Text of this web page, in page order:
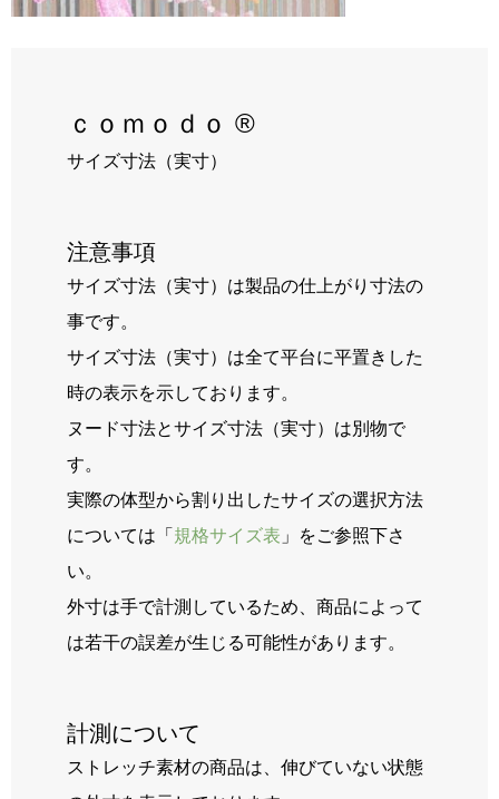
ｃｏｍｏｄｏ ®
サイズ寸法（実寸）
注意事項
サイズ寸法（実寸）は製品の仕上がり寸法の
事です。
サイズ寸法（実寸）は全て平台に平置きした
時の表示を示しております。
ヌード寸法とサイズ寸法（実寸）は別物で
す。
実際の体型から割り出したサイズの選択方法
については「 規格サイズ表 」をご参照下さ
い。
外寸は手で計測しているため、商品によって
は若干の誤差が生じる可能性があります。
計測について
ストレッチ素材の商品は、伸びていない状態